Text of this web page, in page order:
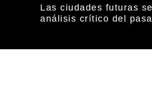
Las ciudades futuras
análisis crítico del